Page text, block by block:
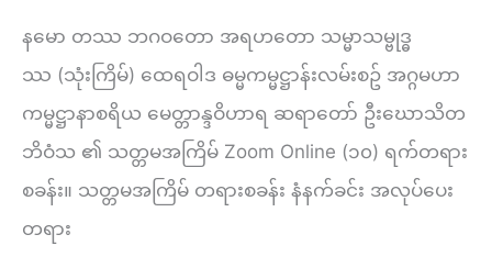
တရား
စခန်း
နမော တဿ ဘဂဝတော အရဟတော သမ္မာသမ္ဗုဒ္ဓ
ဿ (သုံးကြိမ်) ထေရဝါဒ ဓမ္မကမ္မဋ္ဌာန်းလမ်းစဥ် အဂ္ဂမဟာ
ကမ္မဋ္ဌာနာစရိယ မေတ္တာန္ဒဝိဟာရ ဆရာတော် ဦးဃောသိတ
ဘိဝံသ ၏ သတ္တမအကြိမ် Zoom Online (၁၀) ရက်တရား
စခန်း။ သတ္တမအကြိမ် တရားစခန်း နံနက်ခင်း အလုပ်ပေး
တရား